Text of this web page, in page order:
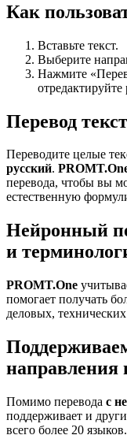
Как
Вставьте текст.
Выберите
Нажмите
отредактируйте
Перевод
Переводите целые
русский.
перевода, чтобы вы
естественную
Нейронный
и
PROMT.One
помогает получать
деловых,
направления
Помимо перевода с
поддерживает и
всего более 20